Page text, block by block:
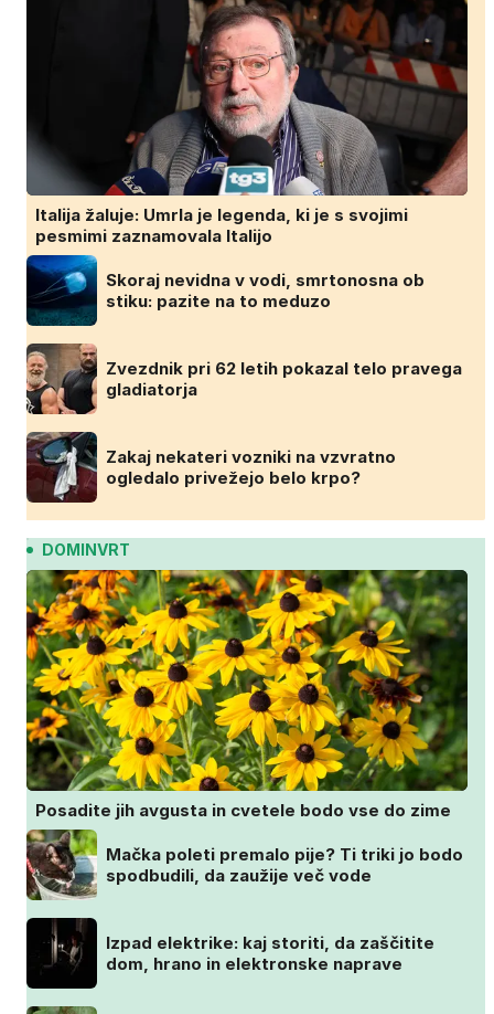
Italija žaluje: Umrla je legenda, ki je s svojimi
pesmimi zaznamovala Italijo
Skoraj nevidna v vodi, smrtonosna ob
stiku: pazite na to meduzo
Zvezdnik pri 62 letih pokazal telo pravega
gladiatorja
Zakaj nekateri vozniki na vzvratno
ogledalo privežejo belo krpo?
DOMINVRT
Posadite jih avgusta in cvetele bodo vse do zime
Mačka poleti premalo pije? Ti triki jo bodo
spodbudili, da zaužije več vode
Izpad elektrike: kaj storiti, da zaščitite
dom, hrano in elektronske naprave